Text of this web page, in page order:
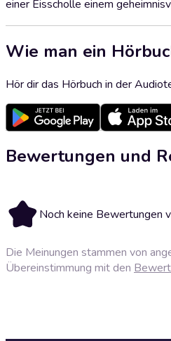
einer Eisscholle einem
Wie man ein
Hör dir das Hörbuch in der
Bewertungen und
Noch keine Bewertungen
Die Meinungen stammen von
Übereinstimmung mit den